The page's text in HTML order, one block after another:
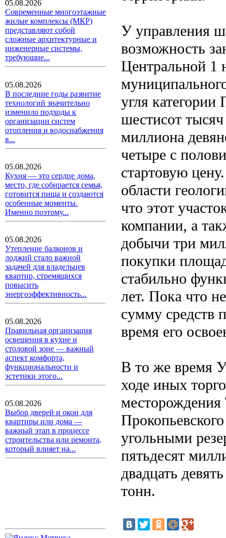
05.08.2026
Современные многоэтажные
жилые комплексы (МКР)
представляют собой
сложные архитектурные и
инженерные системы,
требующие...
05.08.2026
В последние годы развитие
технологий значительно
изменило подходы к
организации систем
отопления и водоснабжения
в...
05.08.2026
Кухня — это сердце дома,
место, где собирается семья,
готовится пища и создаются
особенные моменты.
Именно поэтому...
05.08.2026
Утепление балконов и
лоджий стало важной
задачей для владельцев
квартир, стремящихся
повысить
энергоэффективность...
05.08.2026
Правильная организация
освещения в кухне и
столовой зоне — важный
аспект комфорта,
функциональности и
эстетики этого...
05.08.2026
Выбор дверей и окон для
квартиры или дома —
важный этап в процессе
строительства или ремонта,
который влияет на...
У управления
возможность
Центральной 1
угля
шестисот
миллиона
четыре с
стартовую
области
что этот
компании, а
добычи три
покупки
стабильно
лет. Пока что
сумму средств
время его
В то же время
ходе иных
угольными
пятьдесят
двадцать
тонн.